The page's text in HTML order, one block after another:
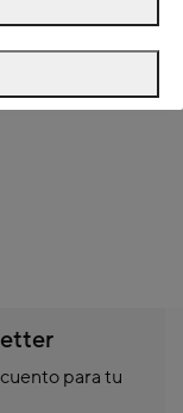
para tu